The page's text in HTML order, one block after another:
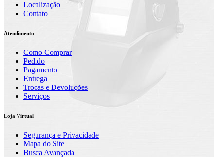
Localização
Contato
Atendimento
Como Comprar
Pedido
Pagamento
Entrega
Trocas e Devoluções
Serviços
Loja Virtual
Segurança e Privacidade
Mapa do Site
Busca Avançada